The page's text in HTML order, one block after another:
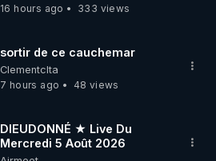
16 hours ago
333 views
sortir de ce cauchemar
Clementclta
7 hours ago
48 views
DIEUDONNÉ ★ Live Du
Mercredi 5 Août 2026